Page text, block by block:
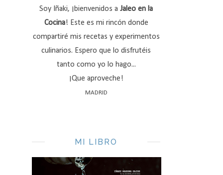
Soy Iñaki, ¡bienvenidos a Jaleo en la
Cocina! Este es mi rincón donde
compartiré mis recetas y experimentos
culinarios. Espero que lo disfrutéis
tanto como yo lo hago...
¡Que aproveche!
MADRID
MI LIBRO